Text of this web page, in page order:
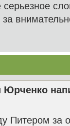
серьезное
Питером за